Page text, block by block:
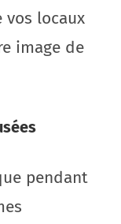
locaux
image de
pendant